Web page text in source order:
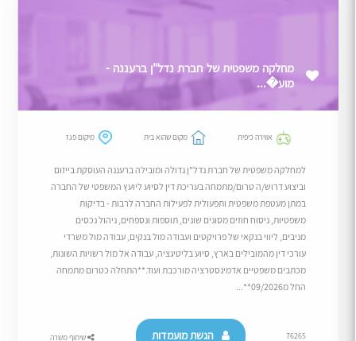
מחלקה משפטית של חברת נדל"ן ברעננה -
מוע�...
אווירה כיפית מקום שהוא בית מיקום פגז
למחלקה משפטית של חברת נדל"ן גדולה ומובילה ברעננה העוסקת בייזום
וביצוע דרוש/ה טרום/מתמחה בעריכת דין לסיוע ליועץ המשפטי של החברה
במתן מעטפת משפטית ותפעולית לפעילות החברה לרבות - בדיקות
משפטיות, ניסוח חוזים מסוגים שונים, תוספות ונספחים, ניהול נכסים
מניבים, ליווי בנקאי של פרויקטים ועבודה מול בנקים, עבודה מול משרדי
עורכי דין מהמובילים בארץ, סיוע בליטיגציה, עבודה אל מול רשויות השונות,
מכתבים משפטיים אדמינסטרציה מורכבת ועוד.**התחלה כטרום מתמחה
החל מ09/2026**...
76265 הגשת מועמדות שיתוף משרה